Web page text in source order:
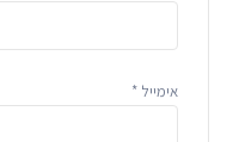
אימייל *